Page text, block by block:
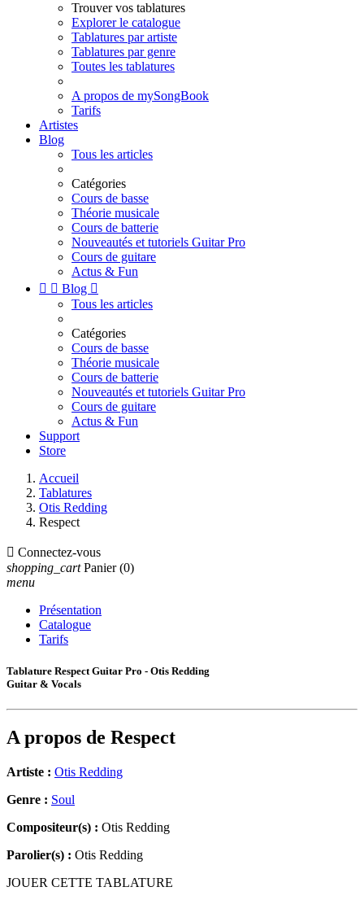
Trouver vos tablatures
Explorer le catalogue
Tablatures par artiste
Tablatures par genre
Toutes les tablatures
A propos de mySongBook
Tarifs
Artistes
Blog
Tous les articles
Catégories
Cours de basse
Théorie musicale
Cours de batterie
Nouveautés et tutoriels Guitar Pro
Cours de guitare
Actus & Fun
  Blog 
Tous les articles
Catégories
Cours de basse
Théorie musicale
Cours de batterie
Nouveautés et tutoriels Guitar Pro
Cours de guitare
Actus & Fun
Support
Store
Accueil
Tablatures
Otis Redding
Respect
 Connectez-vous
shopping_cart Panier (0)
menu
Présentation
Catalogue
Tarifs
Tablature Respect Guitar Pro - Otis Redding
Guitar & Vocals
A propos de Respect
Artiste : Otis Redding
Genre : Soul
Compositeur(s) : Otis Redding
Parolier(s) : Otis Redding
JOUER CETTE TABLATURE